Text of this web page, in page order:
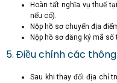
Hoàn tất nghĩa vụ thuế
nếu có).
Nộp hồ sơ chuyển địa
Nộp hồ sơ đăng ký mã
5. Điều chỉnh các
Sau khi thay đổi địa chỉ